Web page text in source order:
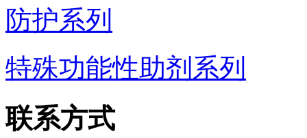
防护系列
特殊功能性助剂系列
联系方式